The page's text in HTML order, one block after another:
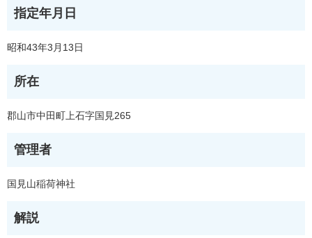
指定年月日
昭和43年3月13日
所在
郡山市中田町上石字国見265
管理者
国見山稲荷神社
解説